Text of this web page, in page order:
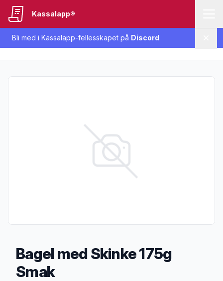
Bli med i Kassalapp-fellesskapet på Discord
Kassalapp®
Bagel med Skinke 175g
Smak